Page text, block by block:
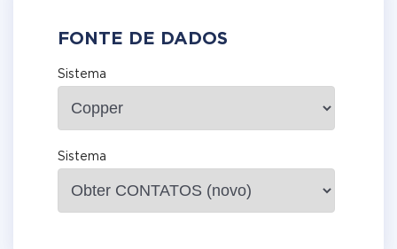
FONTE DE DADOS
Sistema
Sistema